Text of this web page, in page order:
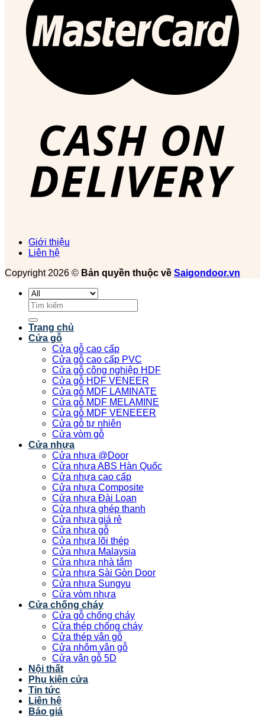
Giới thiệu
Liên hệ
Copyright 2026 © Bản quyền thuộc về Saigondoor.vn
Tìm
kiếm:
Trang chủ
Cửa gỗ
Cửa gỗ cao cấp
Cửa gỗ cao cấp PVC
Cửa gỗ công nghiệp HDF
Cửa gỗ HDF VENEER
Cửa gỗ MDF LAMINATE
Cửa gỗ MDF MELAMINE
Cửa gỗ MDF VENEEER
Cửa gỗ tự nhiên
Cửa vòm gỗ
Cửa nhựa
Cửa nhựa @Door
Cửa nhựa ABS Hàn Quốc
Cửa nhựa cao cấp
Cửa nhựa Composite
Cửa nhựa Đài Loan
Cửa nhựa ghép thanh
Cửa nhựa giá rẻ
Cửa nhựa gỗ
Cửa nhựa lõi thép
Cửa nhựa Malaysia
Cửa nhựa nhà tắm
Cửa nhựa Sài Gòn Door
Cửa nhựa Sungyu
Cửa vòm nhựa
Cửa chống cháy
Cửa gỗ chống cháy
Cửa thép chống cháy
Cửa thép vân gỗ
Cửa nhôm vân gỗ
Cửa vân gỗ 5D
Nội thất
Phụ kiện cửa
Tin tức
Liên hệ
Báo giá